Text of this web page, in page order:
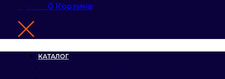
0 Корзина
КАТАЛОГ